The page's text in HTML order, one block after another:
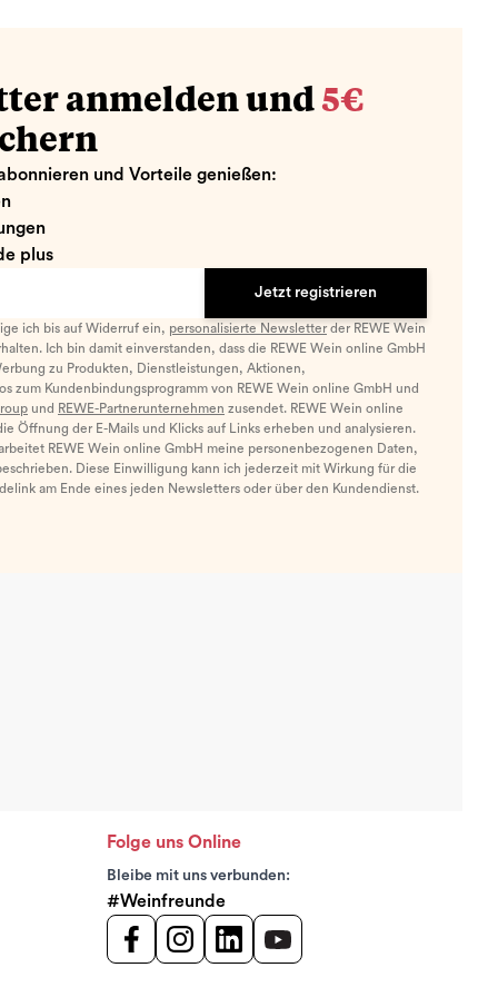
anmelden und 5€
und Vorteile genießen:
plus
Jetzt registrieren
ich bis auf Widerruf ein, personalisierte Newsletterder REWE Wein
Ich bin damit einverstanden, dass die REWE Wein online GmbH
zu Produkten, Dienstleistungen, Aktionen,
zum Kundenbindungsprogramm von REWE Wein online GmbH und
und REWE-Partnerunternehmen zusendet. REWE Wein online
Öffnung der E-Mails und Klicks auf Links erheben und analysieren.
REWE Wein online GmbH meine personenbezogenen Daten,
Diese Einwilligung kann ich jederzeit mit Wirkung für die
am Ende eines jeden Newsletters oder über den Kundendienst.
Folge uns Online
Bleibe mit uns verbunden:
#Weinfreunde